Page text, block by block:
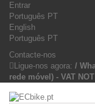
Entrar
Português PT
English
Português PT
Contacte-nos
Ligue-nos agora: /
rede móvel) - VAT